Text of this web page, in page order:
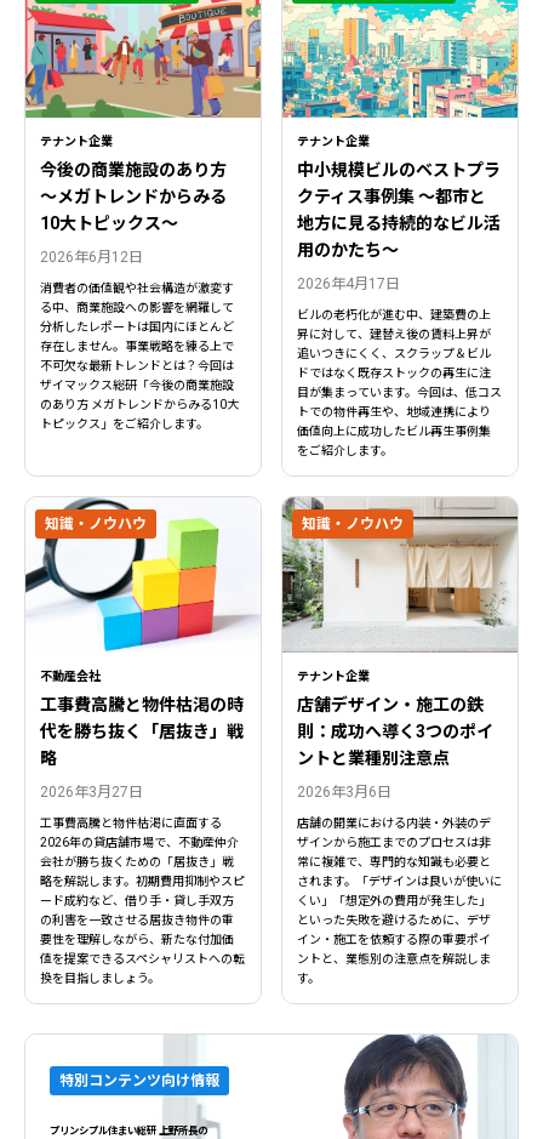
閉じる
テナント企業
今後の商業施設のあり方
〜メガトレンドからみる
10大トピックス〜
2026年6月12日
消費者の価値観や社会構造が激変す
る中、商業施設への影響を網羅して
分析したレポートは国内にほとんど
存在しません。事業戦略を練る上で
不可欠な最新トレンドとは？今回は
ザイマックス総研「今後の商業施設
のあり方 メガトレンドからみる10大
トピックス」をご紹介します。
テナント企業
中小規模ビルのベストプラ
クティス事例集 ～都市と
地方に見る持続的なビル活
用のかたち～
2026年4月17日
ビルの老朽化が進む中、建築費の上
昇に対して、建替え後の賃料上昇が
追いつきにくく、スクラップ＆ビル
ドではなく既存ストックの再生に注
目が集まっています。今回は、低コス
トでの物件再生や、地域連携により
価値向上に成功したビル再生事例集
をご紹介します。
不動産会社
工事費高騰と物件枯渇の時
代を勝ち抜く「居抜き」戦
略
2026年3月27日
工事費高騰と物件枯渇に直面する
2026年の貸店舗市場で、不動産仲介
会社が勝ち抜くための「居抜き」戦
略を解説します。初期費用抑制やスピ
ード成約など、借り手・貸し手双方
の利害を一致させる居抜き物件の重
要性を理解しながら、新たな付加価
値を提案できるスペシャリストへの転
換を目指しましょう。
知識・ノウハウ
テナント企業
店舗デザイン・施工の鉄
則：成功へ導く3つのポイ
ントと業種別注意点
2026年3月6日
店舗の開業における内装・外装のデ
ザインから施工までのプロセスは非
常に複雑で、専門的な知識も必要と
されます。「デザインは良いが使いに
くい」「想定外の費用が発生した」
といった失敗を避けるために、デザ
イン・施工を依頼する際の重要ポイ
ントと、業態別の注意点を解説しま
す。
知識・ノウハウ
特別コンテンツ向け情報
プリンシプル住まい総研 上野所長の